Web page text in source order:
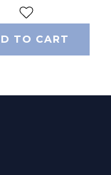
TO CART